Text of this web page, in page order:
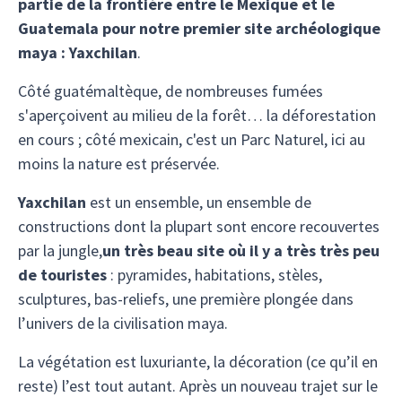
Guatemala pour notre premier site archéologique
maya : Yaxchilan.
Côté guatémaltèque, de nombreuses fumées
s'aperçoivent au milieu de la forêt… la déforestation
en cours ; côté mexicain, c'est un Parc Naturel, ici au
moins la nature est préservée.
Yaxchilan est un ensemble, un ensemble de
constructions dont la plupart sont encore recouvertes
par la jungle,un très beau site où il y a très très peu
de touristes : pyramides, habitations, stèles,
sculptures, bas-reliefs, une première plongée dans
l’univers de la civilisation maya.
La végétation est luxuriante, la décoration (ce qu’il en
reste) l’est tout autant. Après un nouveau trajet sur le